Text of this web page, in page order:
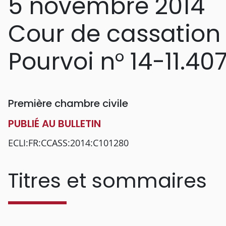
Cour de cassation
Pourvoi n° 14-
Première chambre civile
PUBLIÉ AU BULLETIN
ECLI:FR:CCASS:2014:C101280
Titres et sommaires